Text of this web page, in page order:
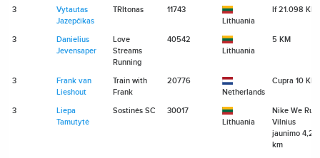
3
Vytautas
Jazepčikas
TRItonas
11743
Lithuania
If 21.098 KM
3
Danielius
Jevensaper
Love
Streams
Running
40542
Lithuania
5 KM
3
Frank van
Lieshout
Train with
Frank
20776
Netherlands
Cupra 10 KM
3
Liepa
Tamutytė
Sostinės SC
30017
Lithuania
Nike We Run
Vilnius
jaunimo 4,2
km